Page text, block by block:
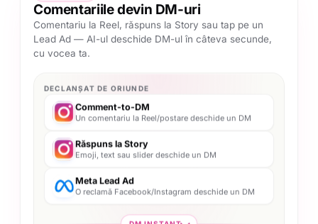
Comentariile devin DM-uri
Comentariu la Reel, răspuns la Story sau tap pe un
Lead Ad — AI-ul deschide DM-ul în câteva secunde,
cu vocea ta.
DECLANȘAT DE ORIUNDE
Comment-to-DM
Un comentariu la Reel/postare deschide un DM
Răspuns la Story
Emoji, text sau slider deschide un DM
Meta Lead Ad
O reclamă Facebook/Instagram deschide un DM